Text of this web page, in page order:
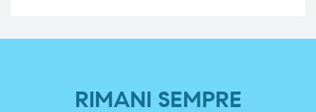
RIMANI SEMPRE